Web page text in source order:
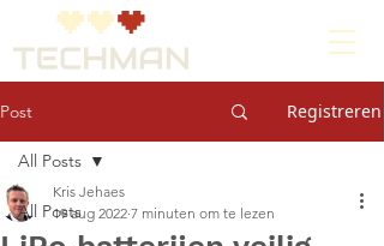
Post Registreren
All Posts
All Posts
Kris Jehaes
19 aug 2022 7 minuten om te lezen